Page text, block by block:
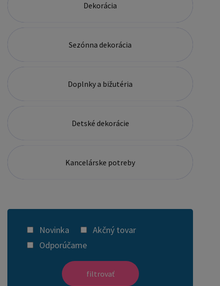
Dekorácia
Sezónna dekorácia
Doplnky a bižutéria
Detské dekorácie
Kancelárske potreby
Novinka
Akčný tovar
Odporúčame
filtrovať